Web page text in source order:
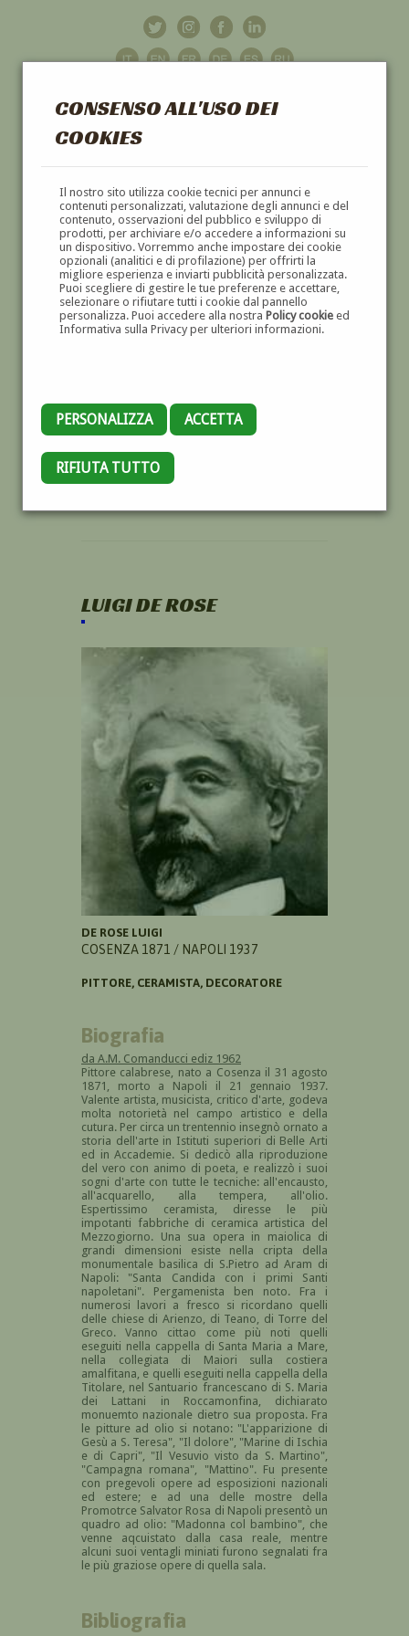
CONSENSO ALL'USO DEI
COOKIES
Il nostro sito utilizza cookie tecnici per annunci e
contenuti personalizzati, valutazione degli annunci e del
contenuto, osservazioni del pubblico e sviluppo di
prodotti, per archiviare e/o accedere a informazioni su
un dispositivo. Vorremmo anche impostare dei cookie
opzionali (analitici e di profilazione) per offrirti la
migliore esperienza e inviarti pubblicità personalizzata.
Puoi scegliere di gestire le tue preferenze e accettare,
selezionare o rifiutare tutti i cookie dal pannello
personalizza. Puoi accedere alla nostra Policy cookieed
Informativa sulla Privacy per ulteriori informazioni.
PERSONALIZZA ACCETTA
RIFIUTA TUTTO
GALLERIAD'ARTE
DIPINTI E SCULTURE '800 E '900
LUIGI DE ROSE
DE ROSE LUIGI
COSENZA 1871 / NAPOLI 1937
PITTORE, CERAMISTA, DECORATORE
Biografia
da A.M. Comanducci ediz 1962
Pittore calabrese, nato a Cosenza il 31 agosto
1871, morto a Napoli il 21 gennaio 1937.
Valente artista, musicista, critico d'arte, godeva
molta notorietà nel campo artistico e della
cutura. Per circa un trentennio insegnò ornato a
storia dell'arte in Istituti superiori di Belle Arti
ed in Accademie. Si dedicò alla riproduzione
del vero con animo di poeta, e realizzò i suoi
sogni d'arte con tutte le tecniche: all'encausto,
all'acquarello, alla tempera, all'olio.
Espertissimo ceramista, diresse le più
impotanti fabbriche di ceramica artistica del
Mezzogiorno. Una sua opera in maiolica di
grandi dimensioni esiste nella cripta della
monumentale basilica di S.Pietro ad Aram di
Napoli: "Santa Candida con i primi Santi
napoletani". Pergamenista ben noto. Fra i
numerosi lavori a fresco si ricordano quelli
delle chiese di Arienzo, di Teano, di Torre del
Greco. Vanno cittao come più noti quelli
eseguiti nella cappella di Santa Maria a Mare,
nella collegiata di Maiori sulla costiera
amalfitana, e quelli eseguiti nella cappella della
Titolare, nel Santuario francescano di S. Maria
dei Lattani in Roccamonfina, dichiarato
monuemto nazionale dietro sua proposta. Fra
le pitture ad olio si notano: "L'apparizione di
Gesù a S. Teresa", "Il dolore", "Marine di Ischia
e di Capri", "Il Vesuvio visto da S. Martino",
"Campagna romana", "Mattino". Fu presente
con pregevoli opere ad esposizioni nazionali
ed estere; e ad una delle mostre della
Promotrce Salvator Rosa di Napoli presentò un
quadro ad olio: "Madonna col bambino", che
venne aqcuistato dalla casa reale, mentre
alcuni suoi ventagli miniati furono segnalati fra
le più graziose opere di quella sala.
Bibliografia